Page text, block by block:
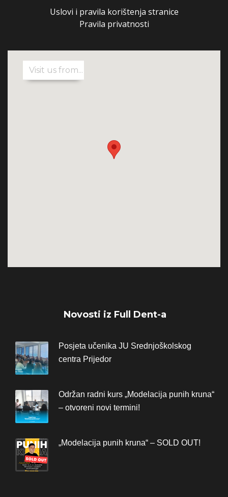
Uslovi i pravila korištenja stranice
Pravila privatnosti
Novosti iz Full Dent-a
Posjeta učenika JU Srednjoškolskog
centra Prijedor
Održan radni kurs „Modelacija punih kruna“
– otvoreni novi termini!
„Modelacija punih kruna“ – SOLD OUT!